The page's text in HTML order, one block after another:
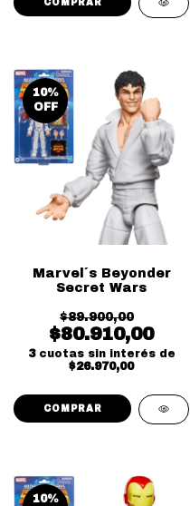
10%
OFF
Marvel´s Beyonder
Secret Wars
$89.900,00
$80.910,00
3 cuotas sin interés de
$26.970,00
10%